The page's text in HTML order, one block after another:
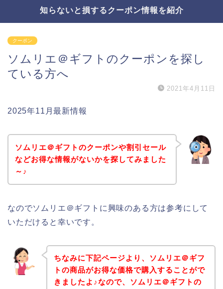
知らないと損するクーポン情報を紹介
クーポン
ソムリエ＠ギフトのクーポンを探し
ている方へ
2021年4月11日
2025年11月最新情報
ソムリエ＠ギフトのクーポンや割引セール
などお得な情報がないかを探してみました
～♪
なのでソムリエ＠ギフトに興味のある方は参考にして
いただけると幸いです。
ちなみに下記ページより、ソムリエ＠ギフ
トの商品がお得な価格で購入することがで
きましたよ♪なので、ソムリエ＠ギフトの